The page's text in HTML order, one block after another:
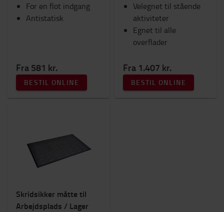
For en flot indgang
Antistatisk
Fra 581 kr.
BESTIL ONLINE
Velegnet til stående
aktiviteter
Egnet til alle
overflader
Fra 1.407 kr.
BESTIL ONLINE
Skridsikker måtte til
Arbejdsplads / Lager